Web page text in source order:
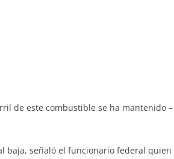
de este combustible se ha mantenido
baja, señaló el funcionario federal quien